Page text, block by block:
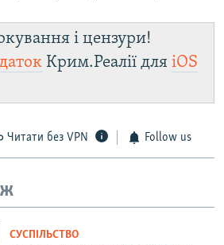
і цензури!
Крим.Реалії для iOS
Читати без VPN Follow us
СУСПІЛЬСТВО